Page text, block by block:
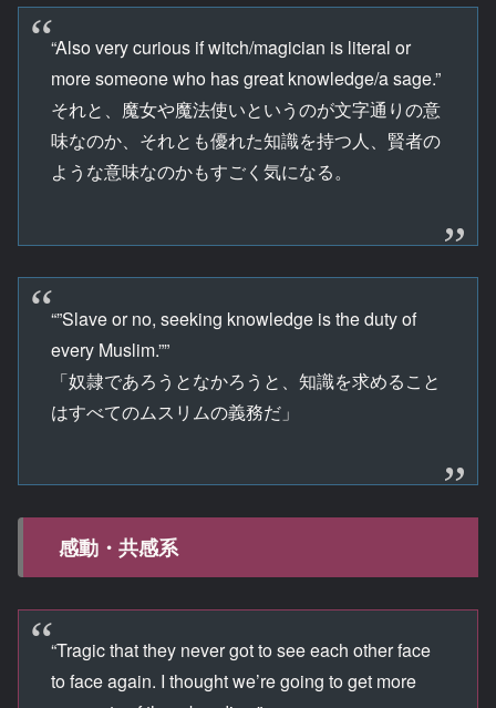
“Also very curious if witch/magician is literal or
more someone who has great knowledge/a sage.”
それと、魔女や魔法使いというのが文字通りの意
味なのか、それとも優れた知識を持つ人、賢者の
ような意味なのかもすごく気になる。
“”Slave or no, seeking knowledge is the duty of
every Muslim.””
「奴隷であろうとなかろうと、知識を求めること
はすべてのムスリムの義務だ」
感動・共感系
“Tragic that they never got to see each other face
to face again. I thought we’re going to get more